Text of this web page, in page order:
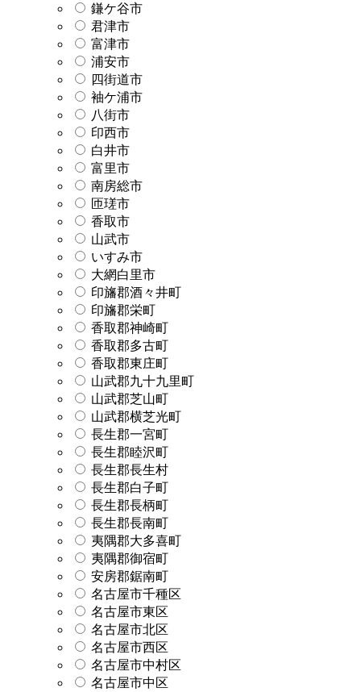
鎌ケ谷市
君津市
富津市
浦安市
四街道市
袖ケ浦市
八街市
印西市
白井市
富里市
南房総市
匝瑳市
香取市
山武市
いすみ市
大網白里市
印旛郡酒々井町
印旛郡栄町
香取郡神崎町
香取郡多古町
香取郡東庄町
山武郡九十九里町
山武郡芝山町
山武郡横芝光町
長生郡一宮町
長生郡睦沢町
長生郡長生村
長生郡白子町
長生郡長柄町
長生郡長南町
夷隅郡大多喜町
夷隅郡御宿町
安房郡鋸南町
名古屋市千種区
名古屋市東区
名古屋市北区
名古屋市西区
名古屋市中村区
名古屋市中区